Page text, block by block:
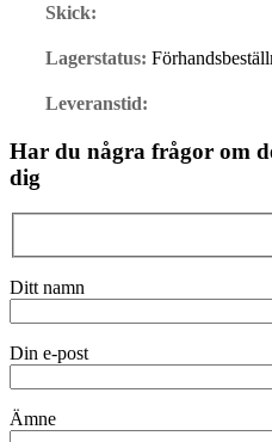
Skick:
Lagerstatus:
Leveranstid:
Har du några frågor om
dig
Ditt namn
Din e-post
Ämne